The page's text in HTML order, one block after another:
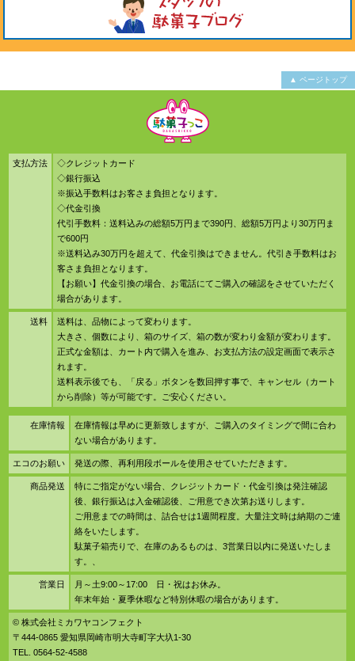
▲ ページトップ
支払方法
◇クレジットカード
◇銀行振込
※振込手数料はお客さま負担となります。
◇代金引換
代引手数料：送料込みの総額5万円まで390円、総額5万円より30万円ま
で600円
※送料込み30万円を超えて、代金引換はできません。代引き手数料はお
客さま負担となります。
【お願い】代金引換の場合、お電話にてご購入の確認をさせていただく
場合があります。
送料
送料は、品物によって変わります。
大きさ、個数により、箱のサイズ、箱の数が変わり金額が変わります。
正式な金額は、カート内で購入を進み、お支払方法の設定画面で表示さ
れます。
送料表示後でも、「戻る」ボタンを数回押す事で、キャンセル（カート
から削除）等が可能です。ご安心ください。
在庫情報
在庫情報は早めに更新致しますが、ご購入のタイミングで間に合わ
ない場合があります。
エコのお願い 発送の際、再利用段ボールを使用させていただきます。
商品発送
特にご指定がない場合、クレジットカード・代金引換は発注確認
後、銀行振込は入金確認後、ご用意でき次第お送りします。
ご用意までの時間は、詰合せは1週間程度。大量注文時は納期のご連
絡をいたします。
駄菓子箱売りで、在庫のあるものは、3営業日以内に発送いたしま
す。、
営業日
月～土9:00～17:00 日・祝はお休み。
年末年始・夏季休暇など特別休暇の場合があります。
© 株式会社ミカワヤコンフェクト
〒444-0865 愛知県岡崎市明大寺町字大圦1-30
TEL. 0564-52-4588